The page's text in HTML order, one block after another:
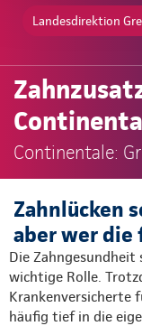
Landesdirektion
Continentale:
Zahnlücken
aber wer die
Die
wichtige Rolle.
Krankenversicherte
häufig tief in die